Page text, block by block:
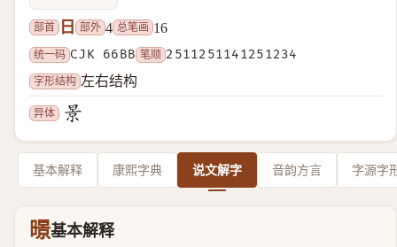
部首 日 部外 4 总笔画 16
统一码 CJK 66BB 笔顺 2511251141251234
字形结构 左右结构
异体
基本解释 康熙字典 说文解字 音韵方言 字源字
暻基本解释